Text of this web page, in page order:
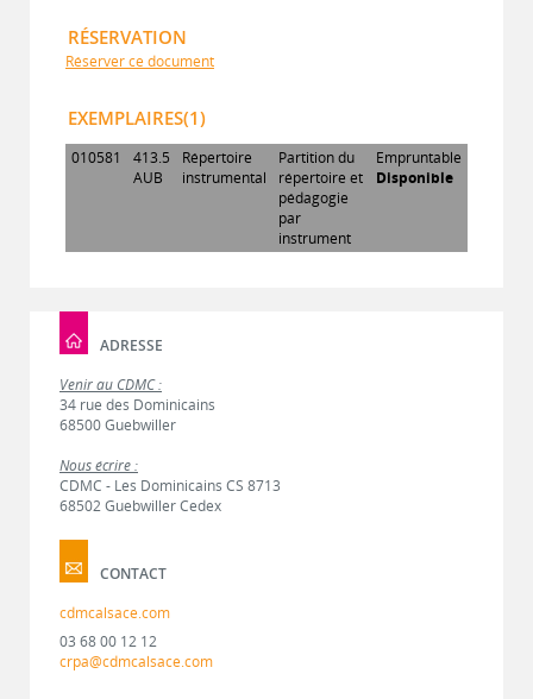
RÉSERVATION
Réserver ce document
EXEMPLAIRES(1)
010581
413.5
AUB
Répertoire
instrumental
Partition du
répertoire et
pédagogie
par
instrument
Empruntable
Disponible
ADRESSE
Venir au CDMC :
34 rue des Dominicains
68500 Guebwiller
Nous écrire :
CDMC - Les Dominicains CS 8713
68502 Guebwiller Cedex
CONTACT
cdmcalsace.com
03 68 00 12 12
crpa@cdmcalsace.com